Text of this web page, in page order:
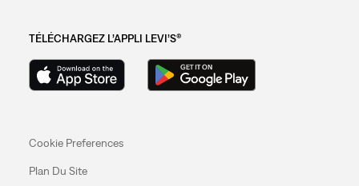
TÉLÉCHARGEZ L’APPLI LEVI’S®
Cookie Preferences
Plan Du Site